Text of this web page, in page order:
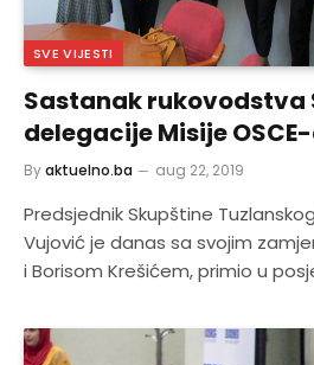
SVE VIJESTI
Sastanak rukovodstva
delegacije Misije OSCE-
Byaktuelno.ba aug 22, 2019
Predsjednik Skupštine
Vujović je danas sa svojim
i Borisom Krešićem, primio u